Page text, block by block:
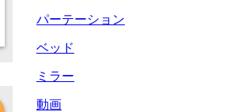
パーテーション
ベッド
ミラー
動画